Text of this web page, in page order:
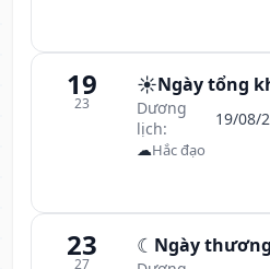
19
23
☀️Ngày tổng
Dương
lịch:
19/08/
☁Hắc đạo
23
27
☾ Ngày